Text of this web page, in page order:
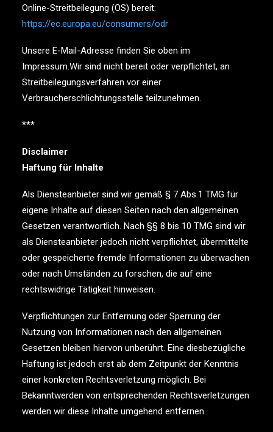
Online-Streitbeilegung (OS) bereit:
https://ec.europa.eu/consumers/odr
Unsere E-Mail-Adresse finden Sie oben im
Impressum.Wir sind nicht bereit oder verpflichtet, an
Streitbeilegungsverfahren vor einer
Verbraucherschlichtungsstelle teilzunehmen.
***
Disclaimer
Haftung für Inhalte
Als Diensteanbieter sind wir gemäß § 7 Abs.1 TMG für
eigene Inhalte auf diesen Seiten nach den allgemeinen
Gesetzen verantwortlich. Nach §§ 8 bis 10 TMG sind wir
als Diensteanbieter jedoch nicht verpflichtet, übermittelte
oder gespeicherte fremde Informationen zu überwachen
oder nach Umständen zu forschen, die auf eine
rechtswidrige Tätigkeit hinweisen.
Verpflichtungen zur Entfernung oder Sperrung der
Nutzung von Informationen nach den allgemeinen
Gesetzen bleiben hiervon unberührt. Eine diesbezügliche
Haftung ist jedoch erst ab dem Zeitpunkt der Kenntnis
einer konkreten Rechtsverletzung möglich. Bei
Bekanntwerden von entsprechenden Rechtsverletzungen
werden wir diese Inhalte umgehend entfernen.